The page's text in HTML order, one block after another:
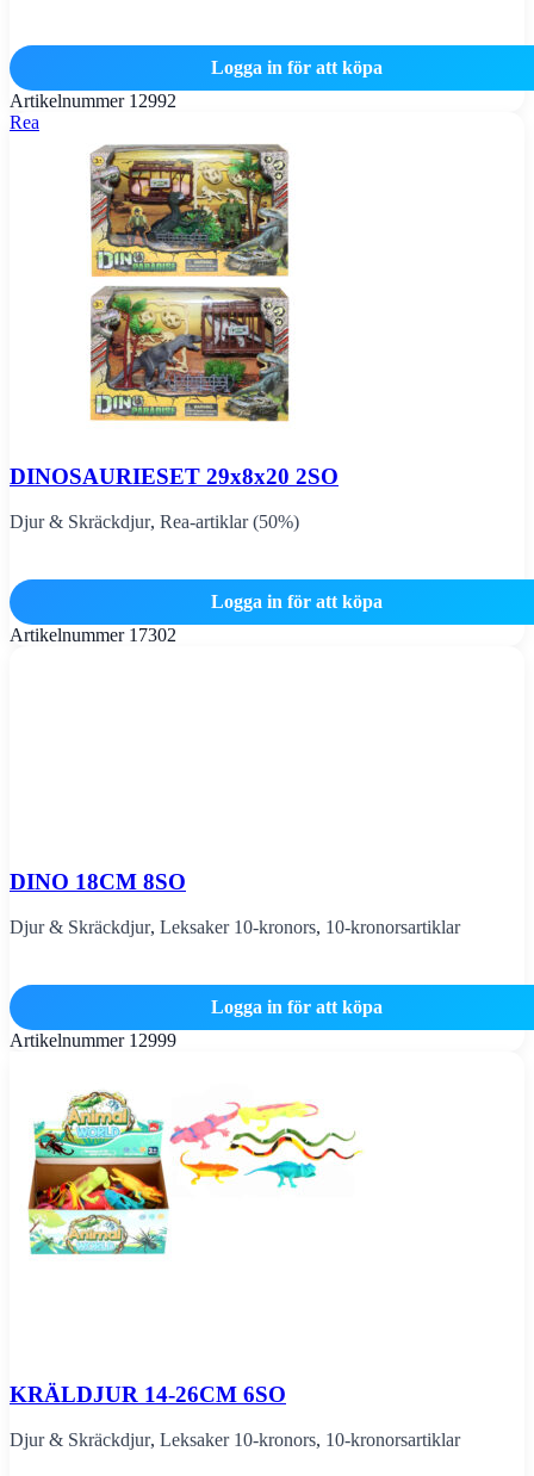
Logga in för att köpa
Artikelnummer 12992
Rea
DINOSAURIESET 29x8x20 2SO
Djur & Skräckdjur, Rea-artiklar (50%)
Logga in för att köpa
Artikelnummer 17302
DINO 18CM 8SO
Djur & Skräckdjur, Leksaker 10-kronors, 10-kronorsartiklar
Logga in för att köpa
Artikelnummer 12999
KRÄLDJUR 14-26CM 6SO
Djur & Skräckdjur, Leksaker 10-kronors, 10-kronorsartiklar